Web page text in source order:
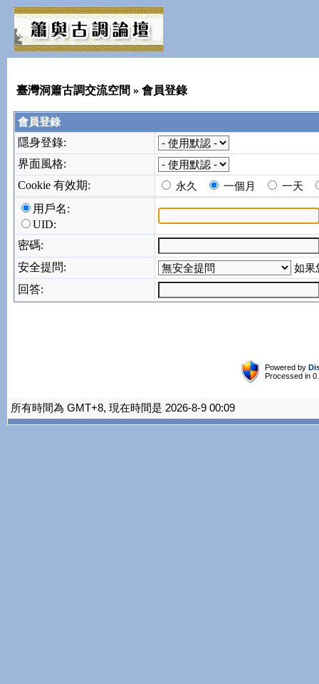
臺灣洞簫古調交流空間 » 會員登錄
會員登錄
隱身登錄:
界面風格:
Cookie 有效期:
永久 一個月
一天
用戶名:
UID:
密碼:
安全提問:
如果
回答:
Powered by
Processed in
所有時間為 GMT+8, 現在時間是 2026-8-9 00:09